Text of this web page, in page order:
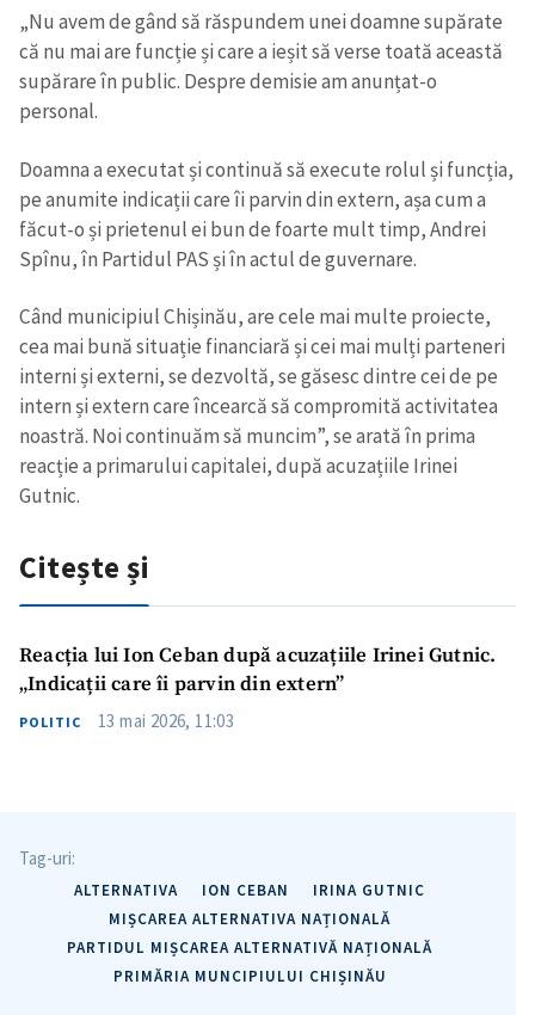
„Nu avem de gând să răspundem unei doamne supărate
că nu mai are funcție și care a ieșit să verse toată această
supărare în public. Despre demisie am anunțat-o
personal.
Doamna a executat și continuă să execute rolul și funcția,
pe anumite indicații care îi parvin din extern, așa cum a
făcut-o și prietenul ei bun de foarte mult timp, Andrei
Spînu, în Partidul PAS și în actul de guvernare.
Când municipiul Chișinău, are cele mai multe proiecte,
cea mai bună situație financiară și cei mai mulți parteneri
interni și externi, se dezvoltă, se găsesc dintre cei de pe
intern și extern care încearcă să compromită activitatea
noastră. Noi continuăm să muncim”, se arată în prima
reacție a primarului capitalei, după acuzațiile Irinei
Gutnic.
Citește și
Reacția lui Ion Ceban după acuzațiile Irinei Gutnic.
„Indicații care îi parvin din extern”
POLITIC 13 mai 2026, 11:03
Tag-uri:
ALTERNATIVA ION CEBAN
IRINA GUTNIC
MIȘCAREA ALTERNATIVA NAȚIONALĂ
PARTIDUL MIȘCAREA ALTERNATIVĂ NAȚIONALĂ
PRIMĂRIA MUNCIPIULUI CHIȘINĂU